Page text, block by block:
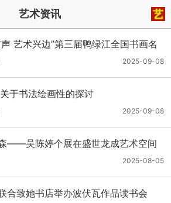
艺术资讯
艺术兴边”第三届鸭绿江全国书画名
在丹东开幕
2025-09-08
于书法绘画性的探讨
2025-09-08
——吴陈婷个展在盛世龙成艺术空间
Gallery）开幕
2025-08-05
合致她书店举办波伏瓦作品读书会